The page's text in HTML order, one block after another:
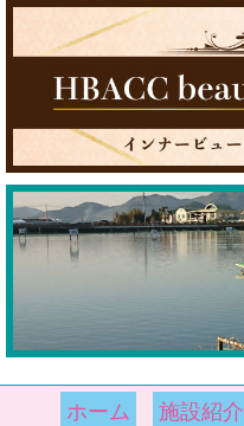
ホーム 施設紹介